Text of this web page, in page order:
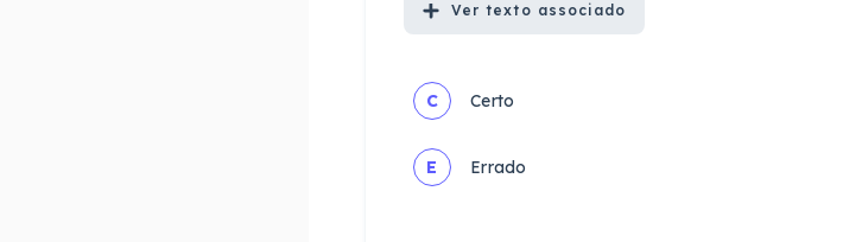
Ver texto associado
C Certo
E Errado